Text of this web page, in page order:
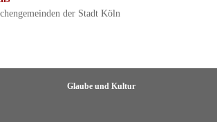
der Stadt Köln
Glaube und Kultur